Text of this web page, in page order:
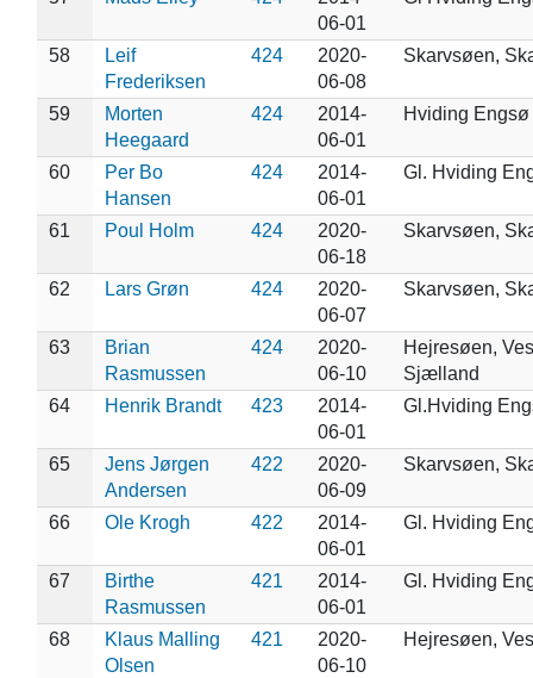
06-01
58
Leif
Frederiksen
424
2020-
06-08
Skarvsøen,
59
Morten
Heegaard
424
2014-
06-01
Hviding Engsø
60
Per Bo
Hansen
424
2014-
06-01
Gl. Hviding
61 Poul Holm 424
2020-
06-18
Skarvsøen,
62 Lars Grøn 424
2020-
06-07
Skarvsøen,
63
Brian
Rasmussen
424
2020-
06-10
Hejresøen,
Sjælland
64
Henrik Brandt 423
2014-
06-01
Gl.Hviding
65
Jens Jørgen
Andersen
422
2020-
06-09
Skarvsøen,
66 Ole Krogh 422
2014-
06-01
Gl. Hviding
67
Birthe
Rasmussen
421
2014-
06-01
Gl. Hviding
68
Klaus Malling
Olsen
421
2020-
06-10
Hejresøen,